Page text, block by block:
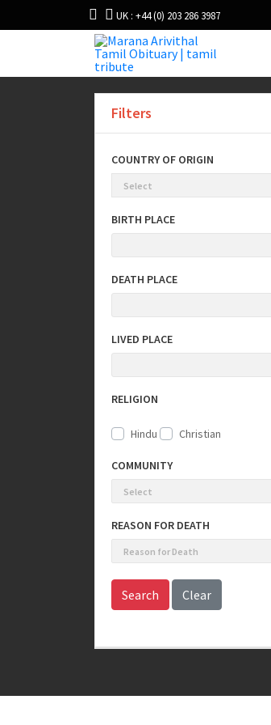
UK : +44 (0) 203 286 3987
Filters
COUNTRY OF ORIGIN
BIRTH PLACE
DEATH PLACE
LIVED PLACE
RELIGION
Hindu Christian
COMMUNITY
REASON FOR DEATH
Search Clear